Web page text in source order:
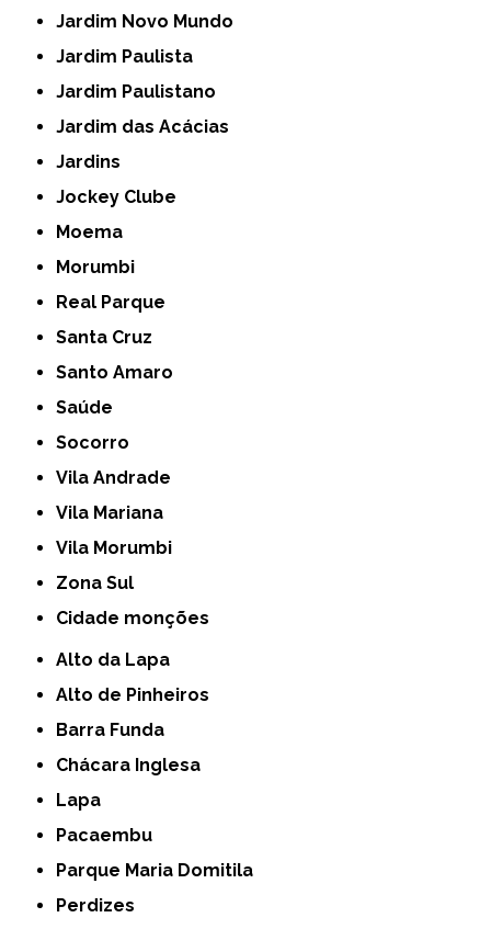
Jardim Novo Mundo
Jardim Paulista
Jardim Paulistano
Jardim das Acácias
Jardins
Jockey Clube
Moema
Morumbi
Real Parque
Santa Cruz
Santo Amaro
Saúde
Socorro
Vila Andrade
Vila Mariana
Vila Morumbi
Zona Sul
cidade monções
Alto da Lapa
Alto de Pinheiros
Barra Funda
Chácara Inglesa
Lapa
Pacaembu
Parque Maria Domitila
Perdizes